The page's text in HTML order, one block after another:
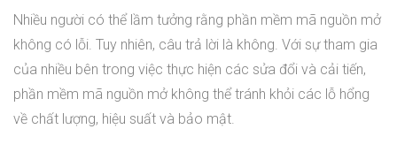
Nhiều người có thể lầm tưởng rằng phần mềm mã nguồn mở
không có lỗi. Tuy nhiên, câu trả lời là không. Với sự tham gia
của nhiều bên trong việc thực hiện các sửa đổi và cải tiến,
phần mềm mã nguồn mở không thể tránh khỏi các lỗ hổng
về chất lượng, hiệu suất và bảo mật.